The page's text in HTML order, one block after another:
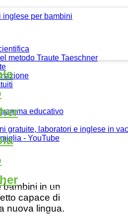
metodo Traute Taeschner
educativo
gratuite, laboratori e inglese in
- YouTube
bambini in un
capace di
nuova lingua.